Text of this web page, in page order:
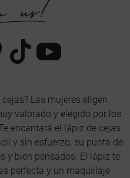
Las mujeres eligen
valorado y elegido por los
encantará el lápiz de cejas
y sin esfuerzo, su punta de
y bien pensados. El lápiz te
perfecta y un maquillaje